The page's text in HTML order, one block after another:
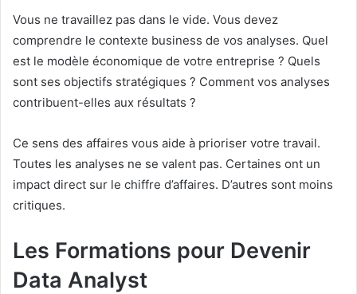
Vous ne travaillez pas dans le vide. Vous devez
comprendre le contexte business de vos analyses. Quel
est le modèle économique de votre entreprise ? Quels
sont ses objectifs stratégiques ? Comment vos analyses
contribuent-elles aux résultats ?
Ce sens des affaires vous aide à prioriser votre travail.
Toutes les analyses ne se valent pas. Certaines ont un
impact direct sur le chiffre d’affaires. D’autres sont moins
critiques.
Les Formations pour Devenir
Data Analyst